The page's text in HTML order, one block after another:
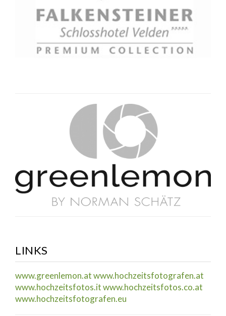
LINKS
www.greenlemon.atwww.hochzeitsfotografen.at
www.hochzeitsfotos.itwww.hochzeitsfotos.co.at
www.hochzeitsfotografen.eu